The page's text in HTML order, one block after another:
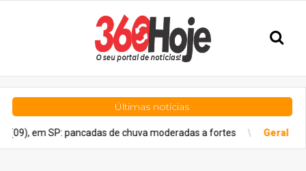
Últimas notícias
pancadas de chuva moderadas a fortes Geral Estado de